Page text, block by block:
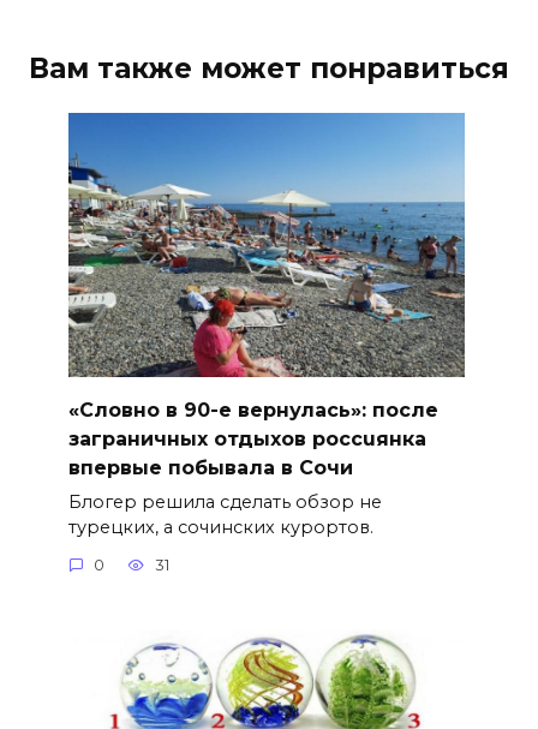
Вам также может понравиться
«Словно в 90-е вернулась»: после
заграничных отдыхов россuянка
впервые побывала в Сочи
Блогер решила сделать обзор не
турецких, а сочинских курортов.
0 31